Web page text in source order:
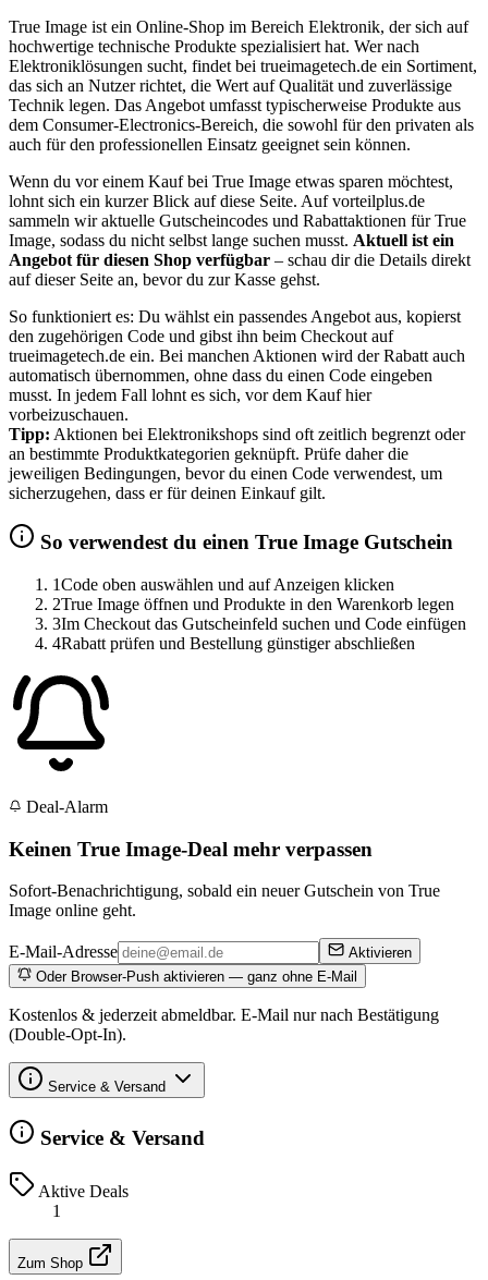
True Image ist ein Online-Shop im Bereich Elektronik, der sich auf
hochwertige technische Produkte spezialisiert hat. Wer nach
Elektroniklösungen sucht, findet bei trueimagetech.de ein Sortiment,
das sich an Nutzer richtet, die Wert auf Qualität und zuverlässige
Technik legen. Das Angebot umfasst typischerweise Produkte aus
dem Consumer-Electronics-Bereich, die sowohl für den privaten als
auch für den professionellen Einsatz geeignet sein können.
Wenn du vor einem Kauf bei True Image etwas sparen möchtest,
lohnt sich ein kurzer Blick auf diese Seite. Auf vorteilplus.de
sammeln wir aktuelle Gutscheincodes und Rabattaktionen für True
Image, sodass du nicht selbst lange suchen musst. Aktuell ist ein
Angebot für diesen Shop verfügbar – schau dir die Details direkt
auf dieser Seite an, bevor du zur Kasse gehst.
So funktioniert es: Du wählst ein passendes Angebot aus, kopierst
den zugehörigen Code und gibst ihn beim Checkout auf
trueimagetech.de ein. Bei manchen Aktionen wird der Rabatt auch
automatisch übernommen, ohne dass du einen Code eingeben
musst. In jedem Fall lohnt es sich, vor dem Kauf hier
vorbeizuschauen.
Tipp: Aktionen bei Elektronikshops sind oft zeitlich begrenzt oder
an bestimmte Produktkategorien geknüpft. Prüfe daher die
jeweiligen Bedingungen, bevor du einen Code verwendest, um
sicherzugehen, dass er für deinen Einkauf gilt.
So verwendest du einen True Image Gutschein
1Code oben auswählen und auf Anzeigen klicken
2True Image öffnen und Produkte in den Warenkorb legen
3Im Checkout das Gutscheinfeld suchen und Code einfügen
4Rabatt prüfen und Bestellung günstiger abschließen
Deal-Alarm
Keinen True Image-Deal mehr verpassen
Sofort-Benachrichtigung, sobald ein neuer Gutschein von True
Image online geht.
E-Mail-Adresse
Aktivieren
Oder Browser-Push aktivieren — ganz ohne E-Mail
Kostenlos & jederzeit abmeldbar. E-Mail nur nach Bestätigung
(Double-Opt-In).
Service & Versand
Service & Versand
Aktive Deals
1
Zum Shop